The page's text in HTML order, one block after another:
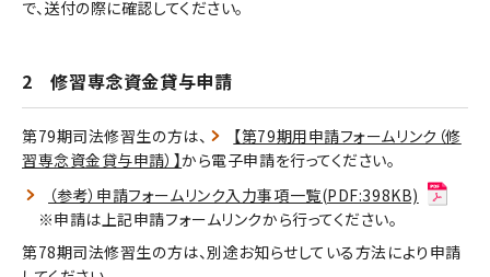
で、送付の際に確認してください。
2 修習専念資金貸与申請
第79期司法修習生の方は、
【第79期用申請フォームリンク（修
習専念資金貸与申請）】から電子申請を行ってください。
（参考）申請フォームリンク入力事項一覧(PDF:398KB)
※申請は上記申請フォームリンクから行ってください。
第78期司法修習生の方は、別途お知らせしている方法により申請